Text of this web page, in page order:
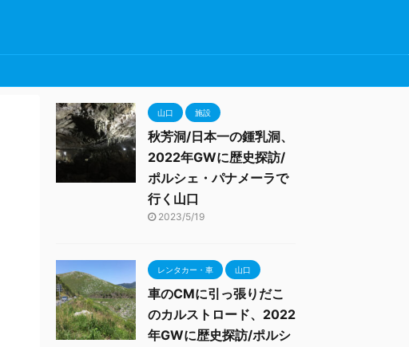
山口 施設
秋芳洞/日本一の鍾乳洞、
2022年GWに歴史探訪/
ポルシェ・パナメーラで
行く山口
2023/5/19
レンタカー・車 山口
車のCMに引っ張りだこ
のカルストロード、2022
年GWに歴史探訪/ポルシ